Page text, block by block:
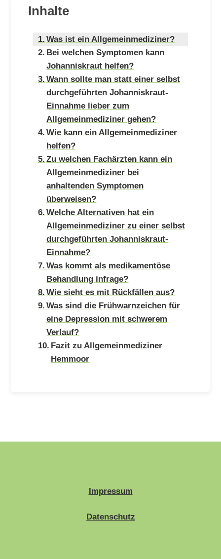
Inhalte
Was ist ein Allgemeinmediziner?
Bei welchen Symptomen kann
Johanniskraut helfen?
Wann sollte man statt einer selbst
durchgeführten Johanniskraut-
Einnahme lieber zum
Allgemeinmediziner gehen?
Wie kann ein Allgemeinmediziner
helfen?
Zu welchen Fachärzten kann ein
Allgemeinmediziner bei
anhaltenden Symptomen
überweisen?
Welche Alternativen hat ein
Allgemeinmediziner zu einer selbst
durchgeführten Johanniskraut-
Einnahme?
Was kommt als medikamentöse
Behandlung infrage?
Wie sieht es mit Rückfällen aus?
Was sind die Frühwarnzeichen für
eine Depression mit schwerem
Verlauf?
Fazit zu Allgemeinmediziner
Hemmoor
Impressum
Datenschutz